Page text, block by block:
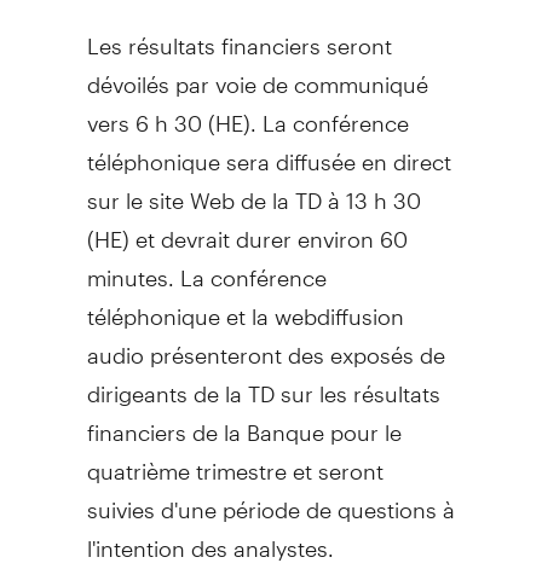
Les résultats financiers seront
dévoilés par voie de communiqué
vers 6 h 30 (HE). La conférence
téléphonique sera diffusée en direct
sur le site Web de la TD à 13 h 30
(HE) et devrait durer environ 60
minutes. La conférence
téléphonique et la webdiffusion
audio présenteront des exposés de
dirigeants de la TD sur les résultats
financiers de la Banque pour le
quatrième trimestre et seront
suivies d'une période de questions à
l'intention des analystes.